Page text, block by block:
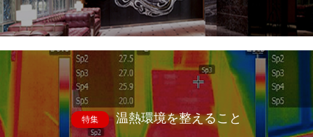
特集 温熱環境を整えること